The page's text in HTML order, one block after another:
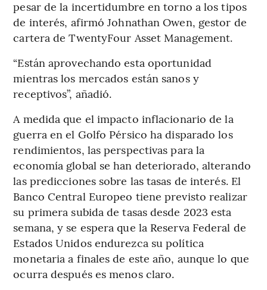
pesar de la incertidumbre en torno a los tipos
de interés, afirmó Johnathan Owen, gestor de
cartera de TwentyFour Asset Management.
“Están aprovechando esta oportunidad
mientras los mercados están sanos y
receptivos”, añadió.
A medida que el impacto inflacionario de la
guerra en el Golfo Pérsico ha disparado los
rendimientos, las perspectivas para la
economía global se han deteriorado, alterando
las predicciones sobre las tasas de interés. El
Banco Central Europeo tiene previsto realizar
su primera subida de tasas desde 2023 esta
semana, y se espera que la Reserva Federal de
Estados Unidos endurezca su política
monetaria a finales de este año, aunque lo que
ocurra después es menos claro.